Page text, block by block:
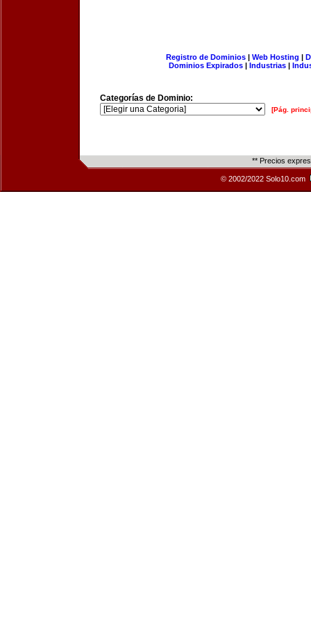
Registro de Dominios| Web Hosting |
Dominios Expirados | Industrias |
Categorías de Dominio:
[Pág.
** Precios
© 2002/2022 Solo10.com